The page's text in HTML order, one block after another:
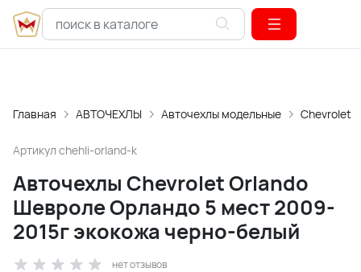
Главная АВТОЧЕХЛЫ Авточехлы модельные Chevrolet
Артикул chehli-orland-k
Авточехлы Chevrolet Orlando
Шевроле Орландо 5 мест 2009-
2015г экокожа черно-белый
нет отзывов